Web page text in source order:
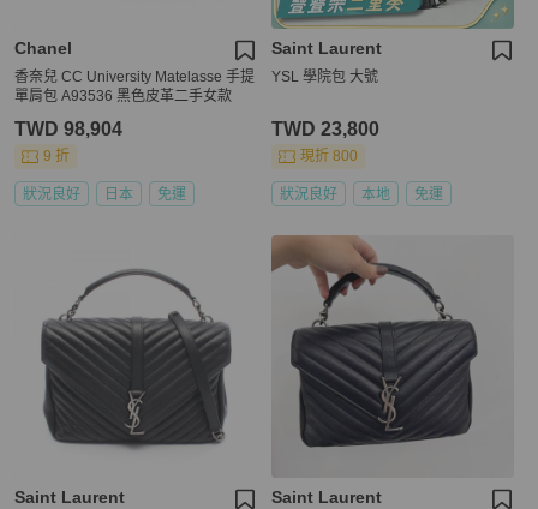
Chanel
香奈兒 CC University Matelasse 手提
單肩包 A93536 黑色皮革二手女款
TWD 98,904
9 折
狀況良好 日本 免運
Saint Laurent
YSL 學院包 大號
TWD 23,800
現折 800
狀況良好 本地 免運
Saint Laurent Saint Laurent